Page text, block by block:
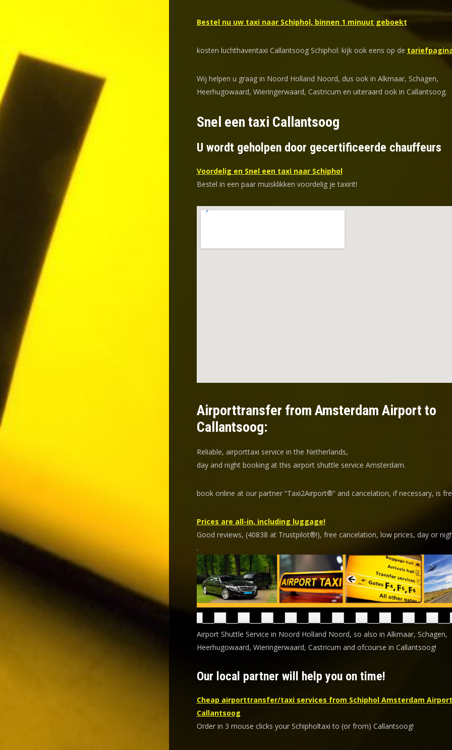
Bestel nu uw taxi naar Schiphol, binnen 1 minuut geboekt
kosten luchthaventaxi Callantsoog Schiphol: kijk ook eens op de
Wij helpen u graag in Noord Holland Noord, dus ook in Alkmaar, Schagen,
Heerhugowaard, Wieringerwaard, Castricum en uiteraard ook in Callantsoog.
Snel een taxi Callantsoog
U wordt geholpen door gecertificeerde chauffeurs
Voordelig en Snel een taxi naar Schiphol
Bestel in een paar muisklikken voordelig je taxirit!
Airporttransfer from Amsterdam Airport to
Callantsoog:
Reliable, airporttaxi service in the Netherlands,
day and night booking at this airport shuttle service Amsterdam.
book online at our partner “Taxi2Airport®” and cancelation, if necessary, is
Prices are all-in, including luggage!
Good reviews, (40838 at Trustpilot®!), free cancelation, low prices, day or
.
Airport Shuttle Service in Noord Holland Noord, so also in Alkmaar, Schagen,
Heerhugowaard, Wieringerwaard, Castricum and ofcourse in Callantsoog!
Our local partner will help you on time!
Cheap airporttransfer/taxi services from Schiphol Amsterdam
Callantsoog
Order in 3 mouse clicks your Schipholtaxi to (or from) Callantsoog!